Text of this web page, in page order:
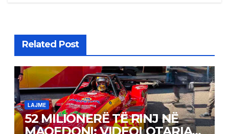
Related Post
LAJME
52 MILIONERË TË RINJ NË